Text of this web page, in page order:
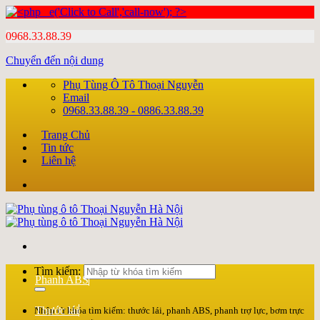
0968.33.88.39
Chuyển đến nội dung
Phụ Tùng Ô Tô Thoại Nguyễn
Email
0968.33.88.39 - 0886.33.88.39
Trang Chủ
Tin tức
Liên hệ
Tìm kiếm:
Nhập từ khóa tìm kiếm: thước lái, phanh ABS, phanh trợ lực, bơm trực
Phanh ABS
Thước lái